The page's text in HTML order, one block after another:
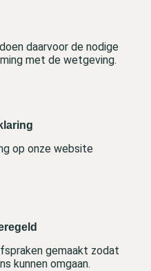
daarvoor de nodige
met de wetgeving.
op onze website
gemaakt zodat
kunnen omgaan.